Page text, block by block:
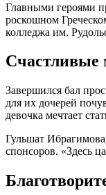
Главными героями
роскошном
колледжа им.
Счастливые
Завершился бал
для их дочерей
девочка мечтает
Гульшат
спонсоров. «Здесь